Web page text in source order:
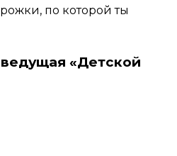
по которой ты
«Детской